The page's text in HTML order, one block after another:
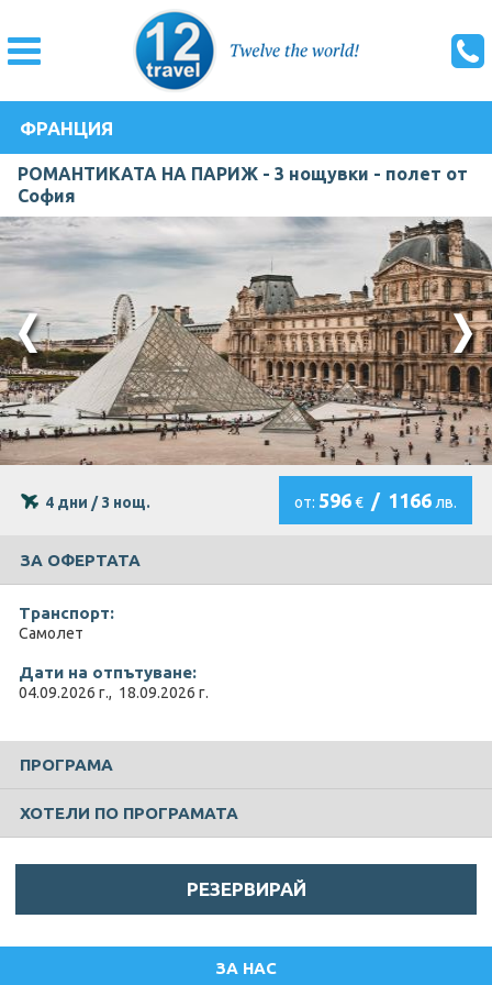
ФРАНЦИЯ
РОМАНТИКАТА НА ПАРИЖ - 3 нощувки - полет от
София
4 дни / 3 нощ. от: 596€ / 1166 лв.
ЗА ОФЕРТАТА
Транспорт:
Самолет
Дати на отпътуване:
04.09.2026 г., 18.09.2026 г.
ПРОГРАМА
ХОТЕЛИ ПО ПРОГРАМАТА
РЕЗЕРВИРАЙ
ЗА НАС